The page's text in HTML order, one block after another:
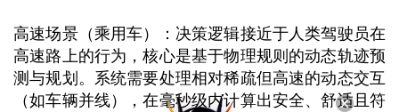
高速场景（乘用车）：决策逻辑接近于人类驾驶员在
高速路上的行为，核心是基于物理规则的动态轨迹预
测与规划。系统需要处理相对稀疏但高速的动态交互
（如车辆并线），在毫秒级内计算出安全、舒适且符